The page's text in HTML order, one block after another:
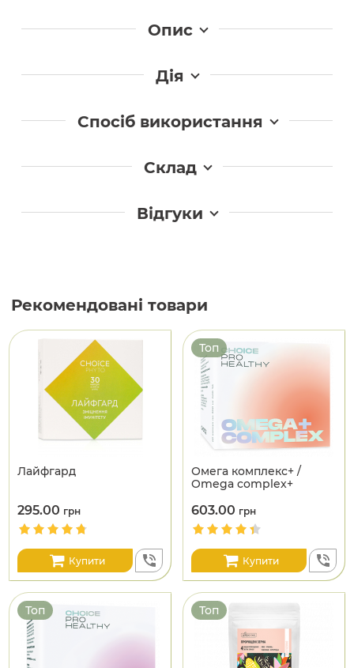
Опис
Дія
Спосіб використання
Склад
Відгуки
Рекомендовані товари
Лайфгард
295.00 грн
Купити
Топ
Омега комплекс+ /
Omega complex+
603.00 грн
Купити
Топ Топ